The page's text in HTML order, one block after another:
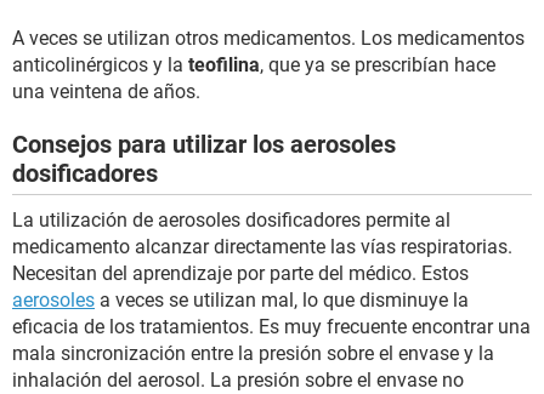
A veces se utilizan otros medicamentos. Los medicamentos
anticolinérgicos y la teofilina, que ya se prescribían hace
una veintena de años.
Consejos para utilizar los aerosoles
dosificadores
La utilización de aerosoles dosificadores permite al
medicamento alcanzar directamente las vías respiratorias.
Necesitan del aprendizaje por parte del médico. Estos
aerosoles a veces se utilizan mal, lo que disminuye la
eficacia de los tratamientos. Es muy frecuente encontrar una
mala sincronización entre la presión sobre el envase y la
inhalación del aerosol. La presión sobre el envase no